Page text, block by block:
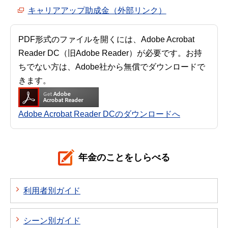
キャリアアップ助成金（外部リンク）
PDF形式のファイルを開くには、Adobe Acrobat
Reader DC（旧Adobe Reader）が必要です。お持
ちでない方は、Adobe社から無償でダウンロードで
きます。
Adobe Acrobat Reader DCのダウンロードへ
年金のことをしらべる
利用者別ガイド
シーン別ガイド